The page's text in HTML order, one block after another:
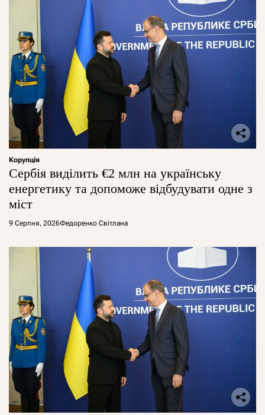
Корупція
Сербія виділить €2 млн на українську
енергетику та допоможе відбудувати одне з
міст
9 Серпня, 2026Федоренко Світлана